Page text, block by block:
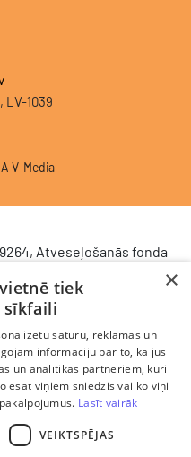
LV-1039
V-Media
Atveseļošanās fonda
- ieviesta klientu
(CRM). 2024. gada 16.
Nr. 9.2-17-L-2024/928 ar
aģentūru par atbalsta
un noturības
“Digitālā transformācija”
1253). Projekta ietvaros
pārvaldības sistēma
centralizējot klientu
×
tiek
sīkfaili
saturu, reklāmas un
informāciju par to, kā jūs
un analītikas partneriem, kuri
esat viņiem sniedzis vai ko viņi
Lasīt vairāk
VEIKTSPĒJAS